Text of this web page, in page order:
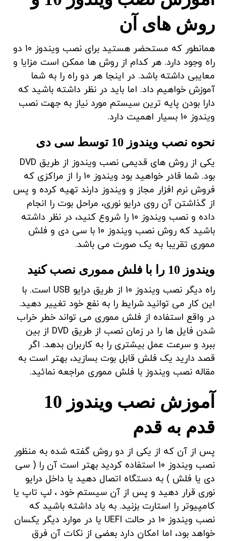
روش های آن
همانطور که مستحضر هستید برای نصب ویندوز 10 دو
راه وجود دارد. هر کدام از روش ها ممکن است مزایا و
معایبی داشته باشد. در اینجا هر دو راه را به شما
آموزش خواهیم داد. اما باید در نظر داشته باشید که
دارا بودن پایه ترین سیستم مورد نیاز به جهت نصب
ویندوز 10 بسیار اهمیت دارد.
نحوه نصب ویندوز 10 توسط سی دی
یکی از روش های قدیمی نصب ویندوز از طریق DVD
بود. شما قادر خواهید بود ویندوز 10 را از مراکزی که
فروش نرم افزار مجاز و ویندوز دارند تهیه کرده و پس
از گذاشتن آن روی درایو نوری، مراحل بوت را انجام
داده و نصب ویندوز 10 را شروع کنید، در نظر داشته
باشید که روش نصب ویندوز 10 با سی دی و فلش
مموری تقریبا به یک صورت می باشد.
ویندوز 10 را با فلش مموری نصب کنید
راه دیگر نصب ویندوز 10 از طریق درایو USB است. با
این کار می توانید شرایط را به نفع خود تغییر دهید.
در واقع استفاده از فلش مموری می تواند خطر خراب
شدن فایل ها را در زمان نصب از طریق DVD از بین
ببرد و سرعت عمل بیشتری را به کاربران بدهد. اگر
قصد دارید یک فلش قابل بوت بسازید، بهتر است به
مقاله نصب ویندوز با فلش مموری مراجعه نمائید.
آموزش نصب ویندوز 10
قدم به قدم
پس از آن که از یکی از دو روش گفته شده به منظور
نصب ویندوز 10 استفاده کردید بهتر است آن را ( سی
دی یا فلش ) به دستگاه اتصال دهید یا داخل درایو
نوری قرار دهید و پس از آن سیستم خود ، لپ تاپ یا
کامپیوتر را استارت بزنید. به یاد داشته باشید که
نصب ویندوز 10 در حالت UEFI یا در موارد دیگر یکسان
خواهد بود، اما امکان دارد بعضی از نکات آن فرق